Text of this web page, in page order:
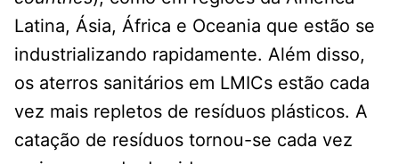
Latina, Ásia, África e Oceania que estão se
industrializando rapidamente. Além disso,
os aterros sanitários em LMICs estão cada
vez mais repletos de resíduos plásticos. A
catação de resíduos tornou-se cada vez